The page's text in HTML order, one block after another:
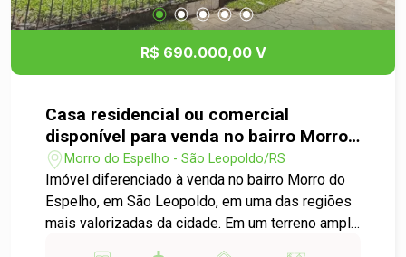
R$ 690.000,00 V
Casa residencial ou comercial
disponível para venda no bairro Morro
do Espelho em São Leopoldo
Morro do Espelho - São Leopoldo/RS
Imóvel diferenciado à venda no bairro Morro do
Espelho, em São Leopoldo, em uma das regiões
mais valorizadas da cidade. Em um terreno amplo